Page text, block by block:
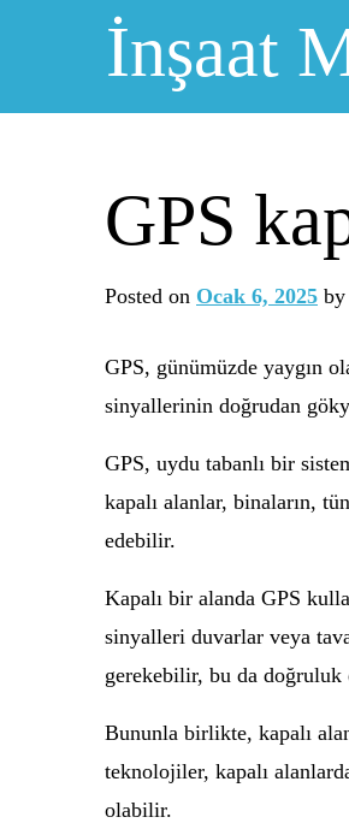
İnşaat
GPS
Posted on Ocak 6, 2025 by
GPS, günümüzde yaygın
sinyallerinin doğrudan
GPS, uydu tabanlı bir
kapalı alanlar, binaların,
edebilir.
Kapalı bir alanda GPS
sinyalleri duvarlar veya
gerekebilir, bu da doğruluk
Bununla birlikte, kapalı
teknolojiler, kapalı
olabilir.